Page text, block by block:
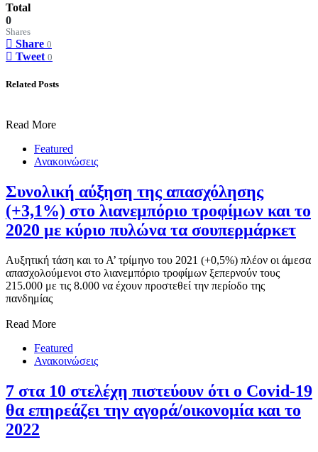
Total
0
Shares
Share 0
Tweet 0
Related Posts
Read More
Featured
Ανακοινώσεις
Συνολική αύξηση της απασχόλησης
(+3,1%) στο λιανεμπόριο τροφίμων και το
2020 με κύριο πυλώνα τα σουπερμάρκετ
Αυξητική τάση και το Α’ τρίμηνο του 2021 (+0,5%) πλέον οι άμεσα
απασχολούμενοι στο λιανεμπόριο τροφίμων ξεπερνούν τους
215.000 με τις 8.000 να έχουν προστεθεί την περίοδο της
πανδημίας
Read More
Featured
Ανακοινώσεις
7 στα 10 στελέχη πιστεύουν ότι ο Covid-19
θα επηρεάζει την αγορά/οικονομία και το
2022